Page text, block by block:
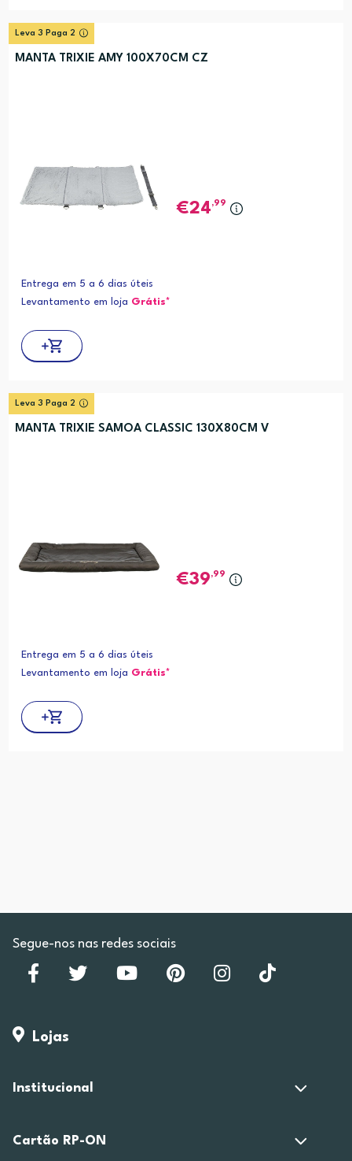
Leva 3 Paga 2
MANTA TRIXIE AMY 100X70CM CZ
24,99
Entrega em 5 a 6 dias úteis
Levantamento em loja Grátis*
Leva 3 Paga 2
MANTA TRIXIE SAMOA CLASSIC 130X80CM V
39,99
Entrega em 5 a 6 dias úteis
Levantamento em loja Grátis*
Segue-nos nas redes sociais
Lojas
Institucional
Cartão RP-ON